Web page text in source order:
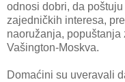
odnosi dobri, da
zajedničkih interesa,
naoružanja,
Vašington-Moskva.
Domaćini su uveravali